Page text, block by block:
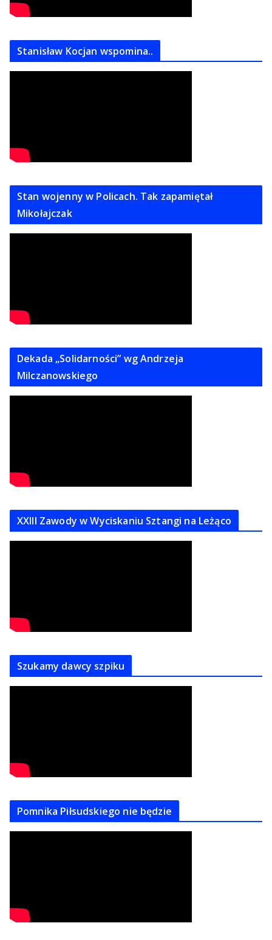
Stanisław Kocjan wspomina..
Stan wojenny w Policach. Tak zapamiętał
Mikołajczak
Dekada „Solidarności” wg Andrzeja
Milczanowskiego
XXIII Zawody w Wyciskaniu Sztangi na Leżąco
Szukamy dawcy szpiku
Pomnika Piłsudskiego nie będzie